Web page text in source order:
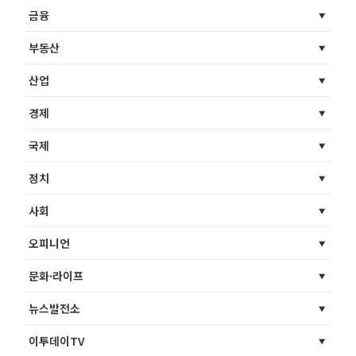
금융
부동산
산업
경제
국제
정치
사회
오피니언
문화·라이프
뉴스발전소
이투데이TV